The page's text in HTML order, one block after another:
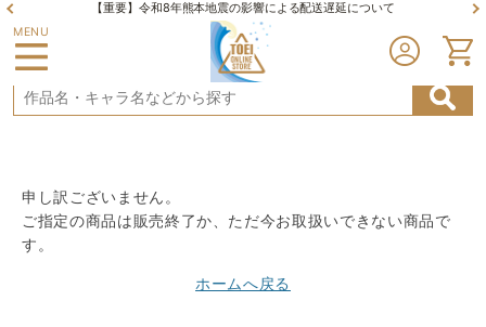
【重要】令和8年熊本地震の影響による配送遅延について
MENU
申し訳ございません。
ご指定の商品は販売終了か、ただ今お取扱いできない商品で
す。
ホームへ戻る